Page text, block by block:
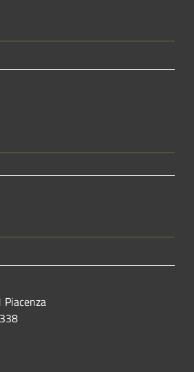
Piacenza